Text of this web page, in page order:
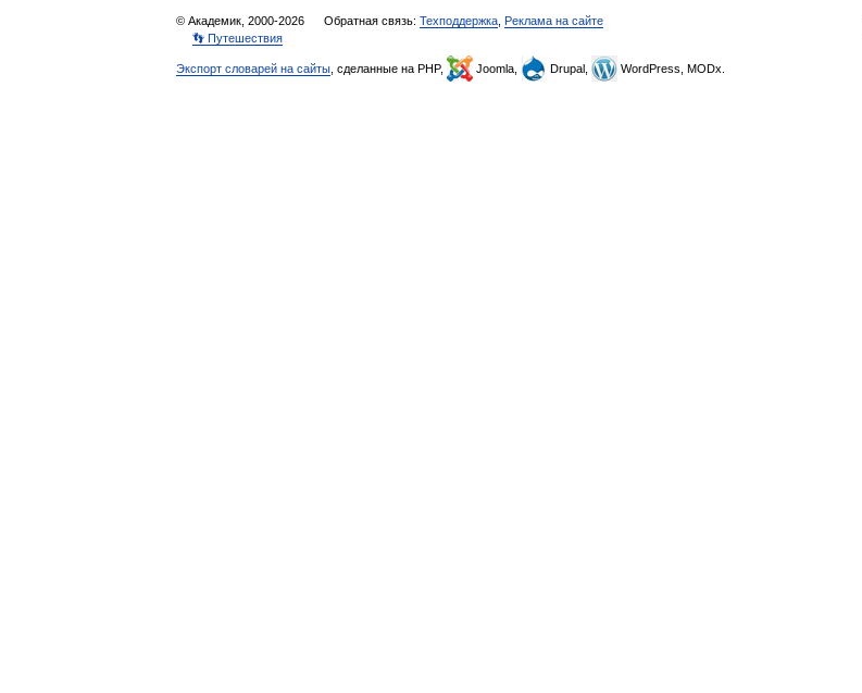
© Академик, 2000-2026 Обратная связь: Техподдержка Реклама на сайте
👣 Путешествия
Экспорт словарей на сайты , сделанные на PHP, Joomla, Drupal, WordPress, MODx.